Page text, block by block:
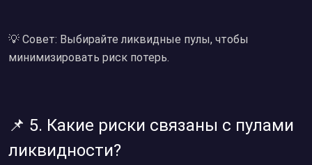
💡 Совет: Выбирайте ликвидные пулы, чтобы
минимизировать риск потерь.
📌 5. Какие риски связаны с пулами
ликвидности?